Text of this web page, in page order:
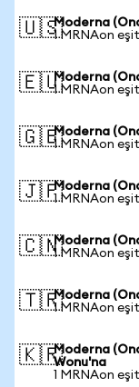
🇺🇸Moderna
1 MRNAon
🇪🇺Moderna
1 MRNAon
🇬🇧Moderna
1 MRNAon
🇯🇵Moderna
1 MRNAon
🇨🇳Moderna
1 MRNAon
🇹🇷Moderna
1 MRNAon
🇰🇷Moderna
Wonu'na
1 MRNAon